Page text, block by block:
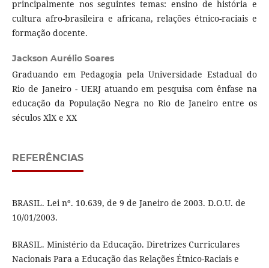
principalmente nos seguintes temas: ensino de história e
cultura afro-brasileira e africana, relações étnico-raciais e
formação docente.
Jackson Aurélio Soares
Graduando em Pedagogia pela Universidade Estadual do
Rio de Janeiro - UERJ atuando em pesquisa com ênfase na
educação da População Negra no Rio de Janeiro entre os
séculos XlX e XX
REFERÊNCIAS
BRASIL. Lei nº. 10.639, de 9 de Janeiro de 2003. D.O.U. de
10/01/2003.
BRASIL. Ministério da Educação. Diretrizes Curriculares
Nacionais Para a Educação das Relações Étnico-Raciais e